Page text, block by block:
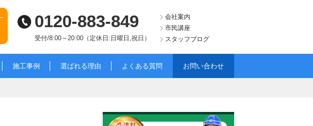
0120-883-849
受付/8:00～20:00（定休日:日曜日,祝日）
会社案内
市民講座
スタッフブログ
施工事例 選ばれる理由 よくある質問 お問い合わせ